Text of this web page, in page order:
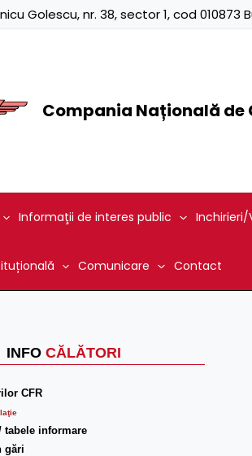
Golescu, nr. 38, sector 1, cod 010873
Compania Națională de
Informaţii de interes public Inchirieri/
Comunicare Contact
INFO CĂLĂTORI
CFR
tabele informare
gări